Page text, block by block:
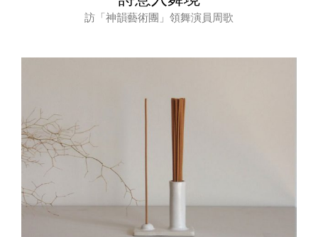
訪「神韻藝術團」領舞演員周歌